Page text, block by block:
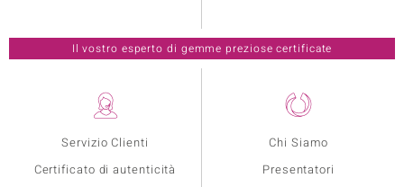
Servizio Clienti
Certificato di autenticità
Chi Siamo
Presentatori
Il vostro esperto di gemme preziose certificate